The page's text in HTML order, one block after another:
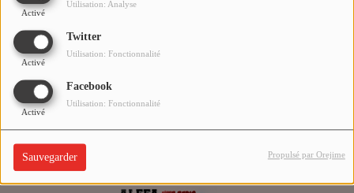
Activé
Utilisation: Analyse
Twitter
Activé
Utilisation: Fonctionnalité
Facebook
Activé
Utilisation: Fonctionnalité
Sauvegarder Propulsé par Orejime
TOP CLIP ALEFAMUSIC
Playlist
Actualités
tence mena